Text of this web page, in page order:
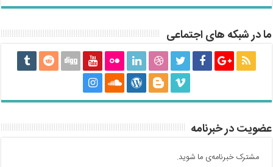
ما در شبکه های اجتماعی
عضویت در خبرنامه
مشترک خبرنامه‌ی ما شوید.